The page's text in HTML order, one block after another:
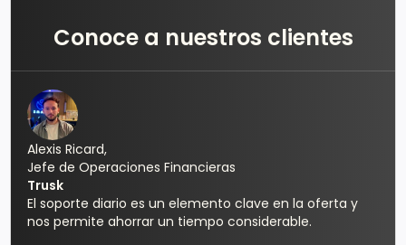
Conoce a nuestros clientes
Alexis Ricard,
Jefe de Operaciones Financieras
Trusk
El soporte diario es un elemento clave en la oferta y
nos permite ahorrar un tiempo considerable.